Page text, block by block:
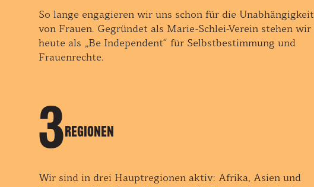
So lange engagieren wir uns schon für die Unabhängigkeit
von Frauen. Gegründet als Marie-Schlei-Verein stehen wir
heute als „Be Independent“ für Selbstbestimmung und
Frauenrechte.
3Regionen
Wir sind in drei Hauptregionen aktiv: Afrika, Asien und